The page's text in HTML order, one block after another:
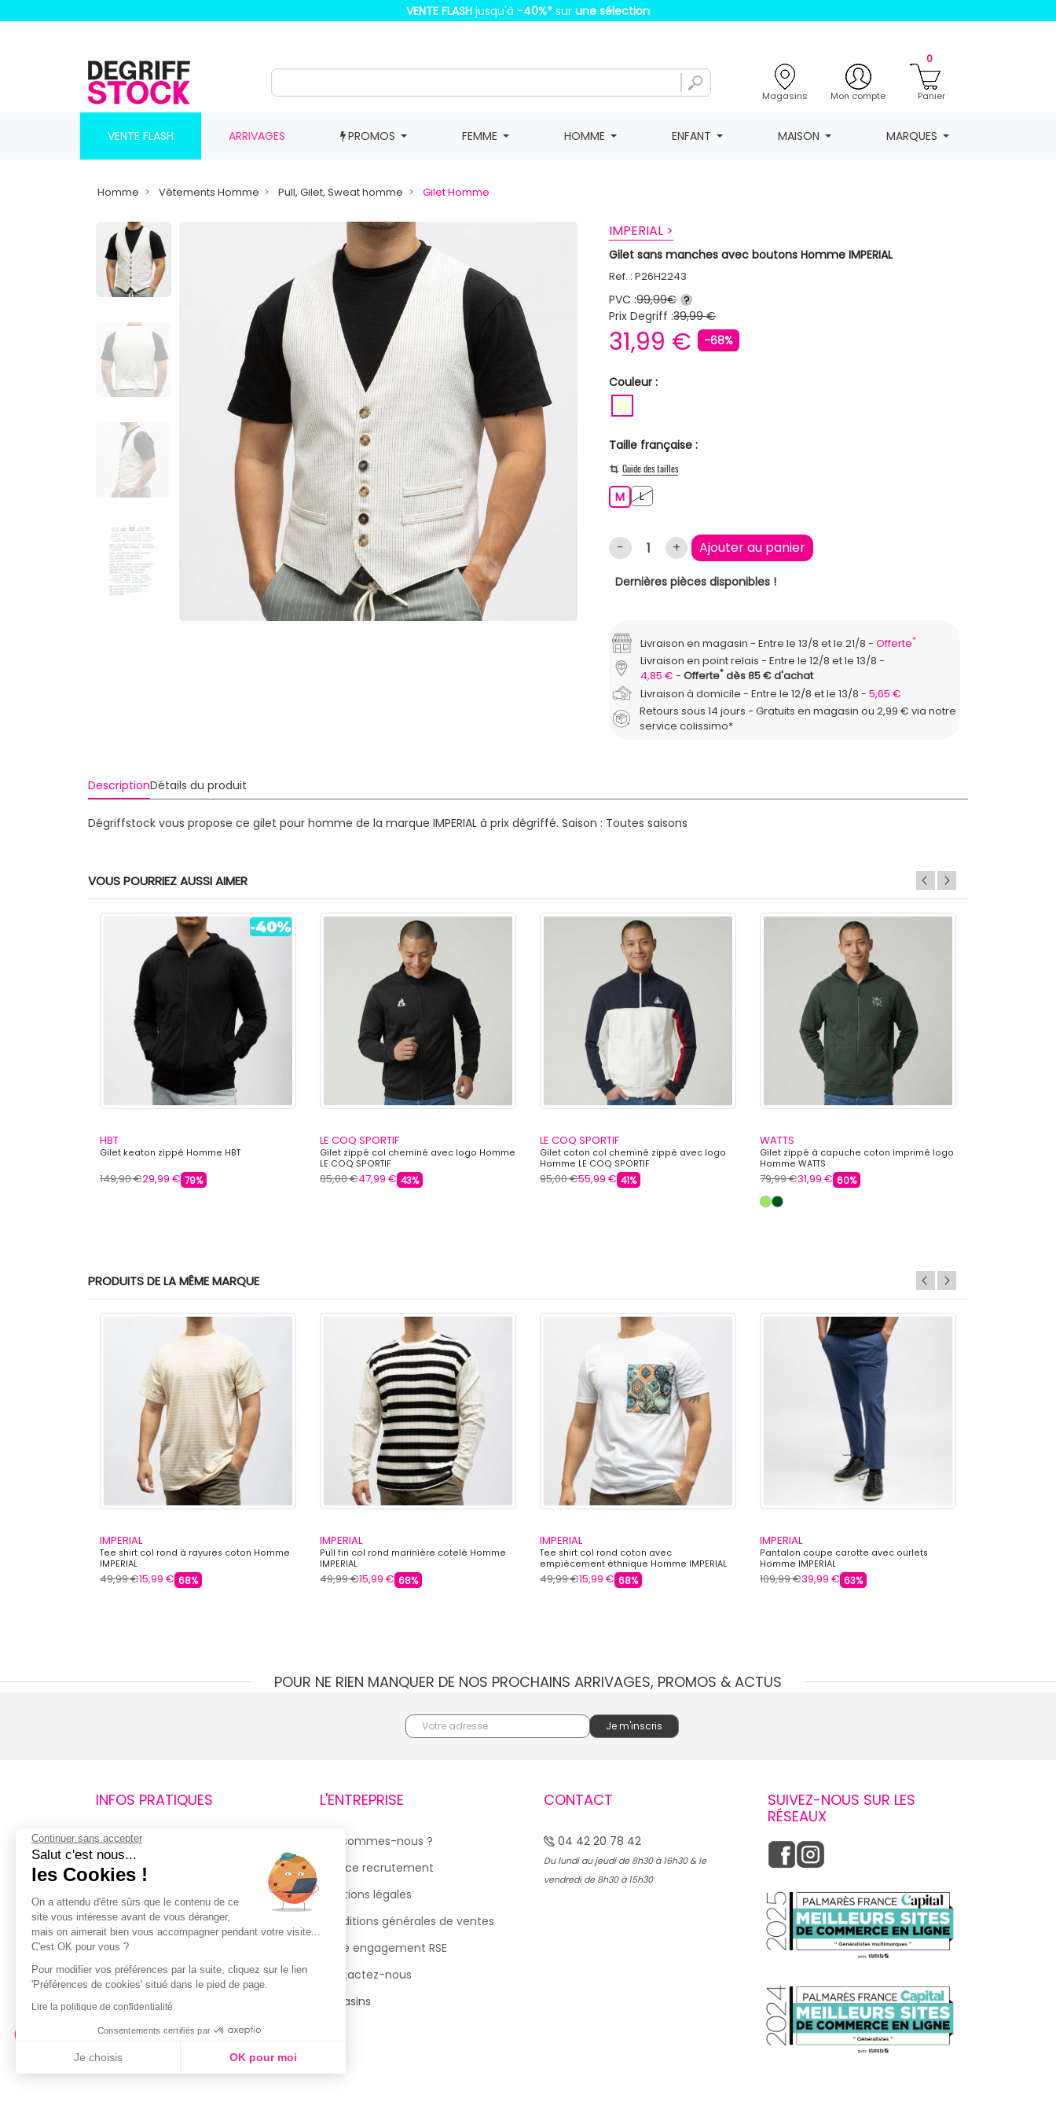
VENTE FLASH jusqu'à -40%* sur une sélection
Magasins Mon compte
0
Panier
VENTE FLASH ARRIVAGES PROMOS FEMME HOMME ENFANT MAISON MARQUES
Homme Vêtements Homme Pull, Gilet, Sweat homme Gilet Homme
IMPERIAL >
Gilet sans manches avec boutons Homme IMPERIAL
Ref. : P26H2243
PVC :99,99€ ?
Prix Degriff :39,99 €
31,99 € -68%
Couleur :
Taille française :
Guide des tailles
MM LL
- + Ajouter au panier
Dernières pièces disponibles !
Livraison en magasin Entre le 13/8 et le 21/8 Offerte*
Livraison en point relais
Entre le 12/8 et le 13/8
4,85 €
Offerte*dès 85 € d'achat
Livraison à domicile
Entre le 12/8 et le 13/8
5,65 €
Retours sous 14 jours - Gratuits en magasin ou 2,99 € via notre
service colissimo*
DescriptionDétails du produit
Dégriffstock vous propose ce gilet pour homme de la marque IMPERIAL à prix dégriffé. Saison : Toutes saisons
VOUS POURRIEZ AUSSI AIMER
HBT
Gilet keaton zippé Homme HBT
149,90 €29,99 € 79%
LE COQ SPORTIF
Gilet zippé col cheminé avec logo Homme
LE COQ SPORTIF
85,00 €47,99 € 43%
LE COQ SPORTIF
Gilet coton col cheminé zippé avec logo
Homme LE COQ SPORTIF
95,00 €55,99 € 41%
WATTS
Gilet zippé à capuche coton imprimé logo
Homme WATTS
79,99 €31,99 € 60%
PRODUITS DE LA MÊME MARQUE
IMPERIAL
Tee shirt col rond à rayures coton Homme
IMPERIAL
49,99 €15,99 € 68%
IMPERIAL
Pull fin col rond marinière cotelé Homme
IMPERIAL
49,99 €15,99 € 68%
IMPERIAL
Tee shirt col rond coton avec
empiècement éthnique Homme IMPERIAL
49,99 €15,99 € 68%
IMPERIAL
Pantalon coupe carotte avec ourlets
Homme IMPERIAL
109,99 €39,99 € 63%
POUR NE RIEN MANQUER DE NOS PROCHAINS ARRIVAGES, PROMOS & ACTUS
INFOS PRATIQUES
Retours et remboursements
Suivi de commande
Livraisons
Guide des tailles
Politique de confidentialité
Conditions générales d’utilisation
de la Carte de Fidélité
L'ENTREPRISE
Qui sommes-nous ?
Espace recrutement
Mentions légales
Conditions générales de ventes
Notre engagement RSE
Contactez-nous
Magasins
CONTACT
04 42 20 78 42
Du lundi au jeudi de 8h30 à 16h30 & le
vendredi de 8h30 à 15h30
SUIVEZ-NOUS SUR LES
RÉSEAUX
Continuer sans accepter
Salut c'est nous...
les Cookies !
On a attendu d'être sûrs que le contenu de ce
site vous intéresse avant de vous déranger,
mais on aimerait bien vous accompagner pendant votre visite...
C'est OK pour vous ?
Pour modifier vos préférences par la suite, cliquez sur le lien
'Préférences de cookies' situé dans le pied de page.
Lire la politique de confidentialité
Consentements certifiés par
Je choisis OK pour moi